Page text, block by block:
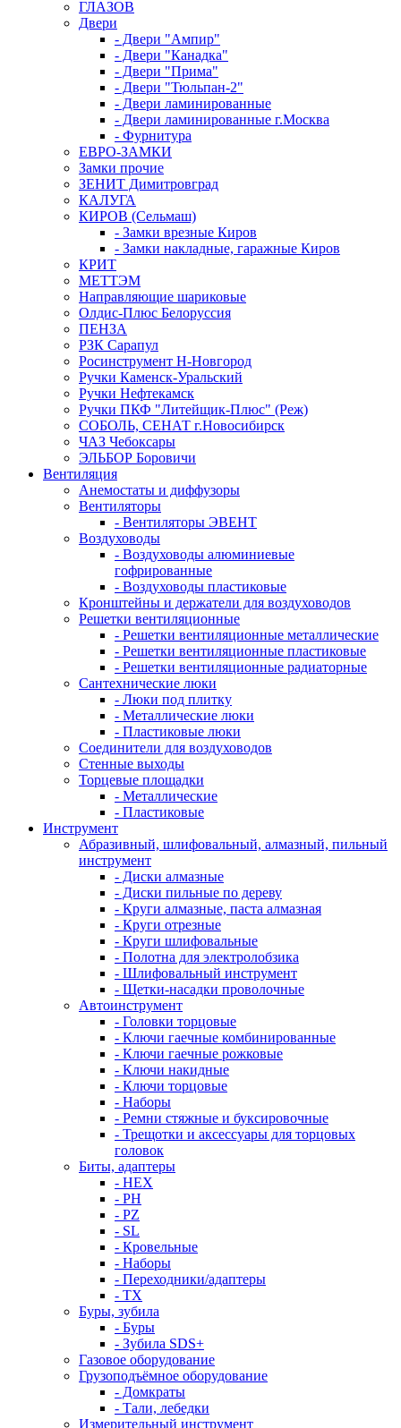
ГЛАЗОВ
Двери
- Двери "Ампир"
- Двери "Канадка"
- Двери "Прима"
- Двери "Тюльпан-2"
- Двери ламинированные
- Двери ламинированные г.Москва
- Фурнитура
ЕВРО-ЗАМКИ
Замки прочие
ЗЕНИТ Димитровград
КАЛУГА
КИРОВ (Сельмаш)
- Замки врезные Киров
- Замки накладные, гаражные Киров
КРИТ
МЕТТЭМ
Направляющие шариковые
Олдис-Плюс Белоруссия
ПЕНЗА
РЗК Сарапул
Росинструмент Н-Новгород
Ручки Каменск-Уральский
Ручки Нефтекамск
Ручки ПКФ "Литейщик-Плюс" (Реж)
СОБОЛЬ, СЕНАТ г.Новосибирск
ЧАЗ Чебоксары
ЭЛЬБОР Боровичи
Вентиляция
Анемостаты и диффузоры
Вентиляторы
- Вентиляторы ЭВЕНТ
Воздуховоды
- Воздуховоды алюминиевые
гофрированные
- Воздуховоды пластиковые
Кронштейны и держатели для воздуховодов
Решетки вентиляционные
- Решетки вентиляционные металлические
- Решетки вентиляционные пластиковые
- Решетки вентиляционные радиаторные
Сантехнические люки
- Люки под плитку
- Металлические люки
- Пластиковые люки
Соединители для воздуховодов
Стенные выходы
Торцевые площадки
- Металлические
- Пластиковые
Инструмент
Абразивный, шлифовальный, алмазный, пильный
инструмент
- Диски алмазные
- Диски пильные по дереву
- Круги алмазные, паста алмазная
- Круги отрезные
- Круги шлифовальные
- Полотна для электролобзика
- Шлифовальный инструмент
- Щетки-насадки проволочные
Автоинструмент
- Головки торцовые
- Ключи гаечные комбинированные
- Ключи гаечные рожковые
- Ключи накидные
- Ключи торцовые
- Наборы
- Ремни стяжные и буксировочные
- Трещотки и аксессуары для торцовых
головок
Биты, адаптеры
- HEX
- PH
- PZ
- SL
- Кровельные
- Наборы
- Переходники/адаптеры
- ТX
Буры, зубила
- Буры
- Зубила SDS+
Газовое оборудование
Грузоподъёмное оборудование
- Домкраты
- Тали, лебедки
Измерительный инструмент